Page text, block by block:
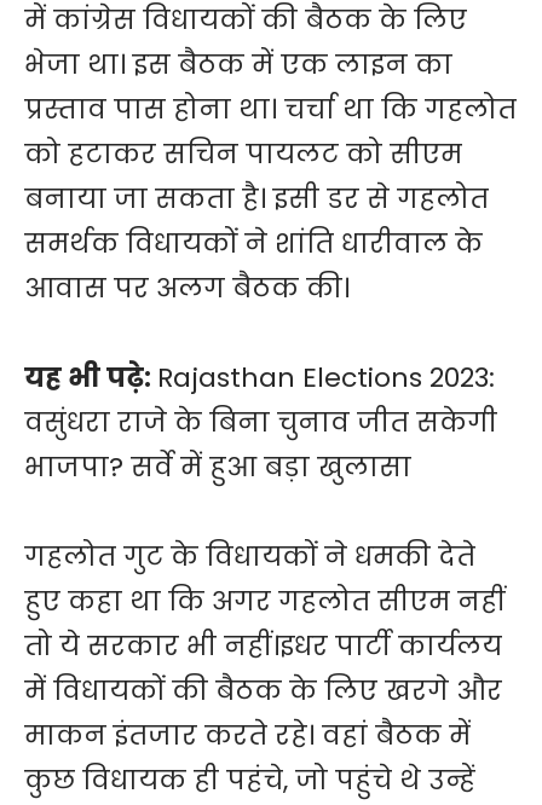
में कांग्रेस विधायकों की बैठक के लिए
भेजा था। इस बैठक में एक लाइन का
प्रस्ताव पास होना था। चर्चा था कि गहलोत
को हटाकर सचिन पायलट को सीएम
बनाया जा सकता है। इसी डर से गहलोत
समर्थक विधायकों ने शांति धारीवाल के
आवास पर अलग बैठक की।
यह भी पढ़े: Rajasthan Elections 2023:
वसुंधरा राजे के बिना चुनाव जीत सकेगी
भाजपा? सर्वे में हुआ बड़ा खुलासा
गहलोत गुट के विधायकों ने धमकी देते
हुए कहा था कि अगर गहलोत सीएम नहीं
तो ये सरकार भी नहीं।इधर पार्टी कार्यलय
में विधायकों की बैठक के लिए खरगे और
माकन इंतजार करते रहे। वहां बैठक में
कुछ विधायक ही पहंचे, जो पहुंचे थे उन्हें